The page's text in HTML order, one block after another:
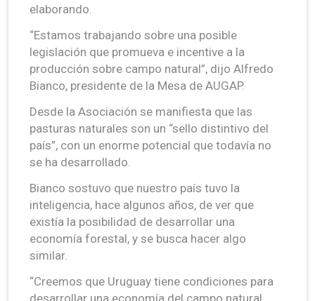
elaborando.
“Estamos trabajando sobre una posible
legislación que promueva e incentive a la
producción sobre campo natural”, dijo Alfredo
Bianco, presidente de la Mesa de AUGAP.
Desde la Asociación se manifiesta que las
pasturas naturales son un “sello distintivo del
país”, con un enorme potencial que todavía no
se ha desarrollado.
Bianco sostuvo que nuestro país tuvo la
inteligencia, hace algunos años, de ver que
existía la posibilidad de desarrollar una
economía forestal, y se busca hacer algo
similar.
“Creemos que Uruguay tiene condiciones para
desarrollar una economía del campo natural,